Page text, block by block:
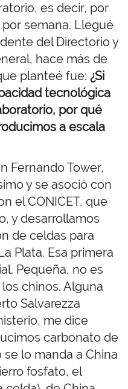
es decir, por
semana. Llegué
del Directorio y
hace más de
planteé fue: ¿Si
tecnológica
por qué
a escala
Fernando Tower,
y se asoció con
el CONICET, que
y desarrollamos
de celdas para
Plata. Esa primera
Pequeña, no es
chinos. Alguna
Salvarezza
me dice
carbonato de
lo manda a China
fosfato, el